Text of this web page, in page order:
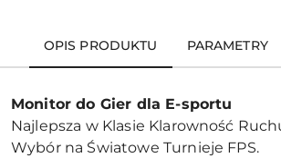
OPIS PRODUKTU PARAMETRY
Monitor do Gier dla E-sportu
Najlepsza w Klasie Klarowność
Wybór na Światowe Turnieje FPS.